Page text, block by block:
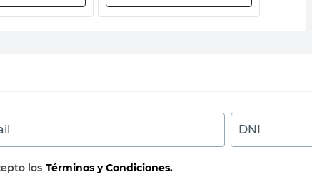
DNI
los Términos y Condiciones.